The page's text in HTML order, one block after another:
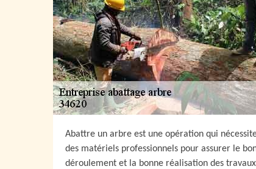
Abattre un arbre est une opération qui
des matériels professionnels pour assurer le
déroulement et la bonne réalisation des